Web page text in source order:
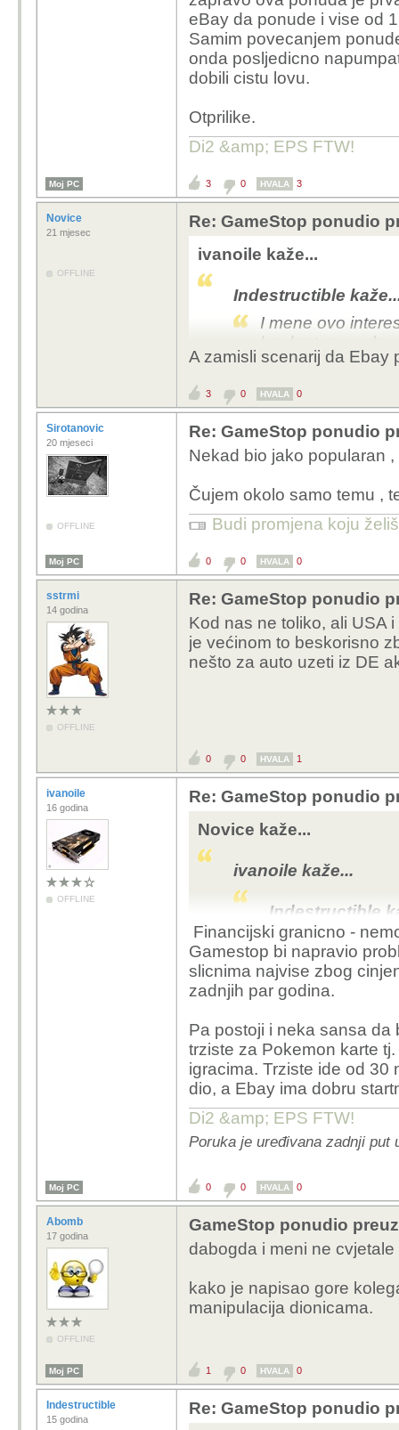
eBay da ponude i vise od
Samim povecanjem
onda posljedicno
dobili cistu lovu.
Otprilike.
Di2 &amp; EPS FTW!
Moj PC 3 0 HVALA 3
Novice
21 mjesec
OFFLINE
Re: GameStop ponudio
ivanoile kaže...
Indestructible
I mene ovo
bankrotom
ovom ponudom dizu
pozicije. Ali zapravo
koje zapravo zele
GME nudi.
koji ce onda
prodati da bi dobili
Otprilike.
A zamisli scenarij da Ebay
3 0 HVALA 0
Sirotanovic
20 mjeseci
OFFLINE
Re: GameStop ponudio
Nekad bio jako popularan
Čujem okolo samo temu ,
Budi promjena koju
Moj PC 0 0 HVALA 0
sstrmi
14 godina
OFFLINE
Re: GameStop ponudio
Kod nas ne toliko, ali USA
je većinom to beskorisno
nešto za auto uzeti iz DE
0 0 HVALA 1
ivanoile
16 godina
OFFLINE
Re: GameStop ponudio
Novice kaže...
ivanoile kaže...
Indestructible
I mene ovo
pred
Gamestop ima
profit svoje
se druge firme,
125$ po dionici
Samim
GME-a, koji ce
dionicu i
A zamisli scenarij da
Financijski granicno -
Gamestop bi napravio
slicnima najvise zbog
zadnjih par godina.
Pa postoji i neka sansa da
trziste za Pokemon karte
igracima. Trziste ide od 30
dio, a Ebay ima dobru
Di2 &amp; EPS FTW!
Poruka je uređivana zadnji put
Moj PC 0 0 HVALA 0
Abomb
17 godina
OFFLINE
GameStop ponudio
dabogda i meni ne
kako je napisao gore
manipulacija dionicama.
Moj PC 1 0 HVALA 0
Indestructible
15 godina
Re: GameStop ponudio